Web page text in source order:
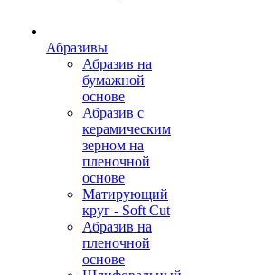
Абразивы
Абразив на
бумажной
основе
Абразив с
керамическим
зерном на
пленочной
основе
Матирующий
круг - Soft Cut
Абразив на
пленочной
основе